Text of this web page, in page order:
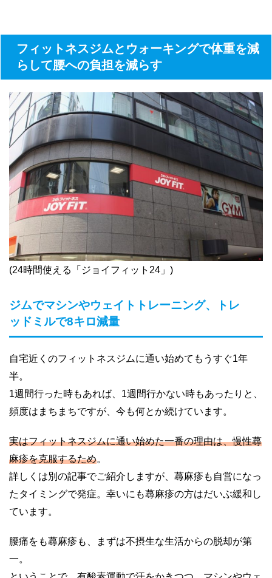
フィットネスジムとウォーキングで体重を減
らして腰への負担を減らす
(24時間使える「ジョイフィット24」)
ジムでマシンやウェイトトレーニング、トレ
ッドミルで8キロ減量
自宅近くのフィットネスジムに通い始めてもうすぐ1年
半。
1週間行った時もあれば、1週間行かない時もあったりと、
頻度はまちまちですが、今も何とか続けています。
実はフィットネスジムに通い始めた一番の理由は、慢性蕁
麻疹を克服するため。
詳しくは別の記事でご紹介しますが、蕁麻疹も自営になっ
たタイミングで発症。幸いにも蕁麻疹の方はだいぶ緩和し
ています。
腰痛をも蕁麻疹も、まずは不摂生な生活からの脱却が第
一。